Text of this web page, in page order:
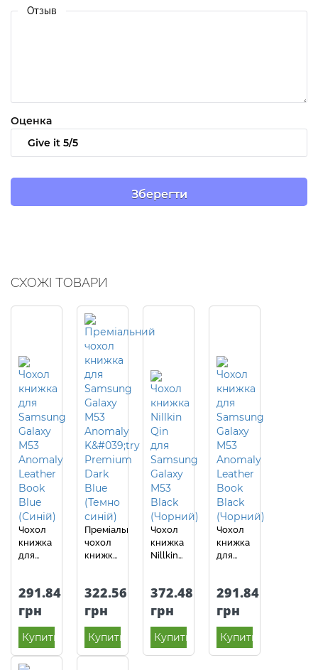
Отзыв
Оценка
СХОЖІ ТОВАРИ
Чохол
книжка
для
M53
Anomaly
Leather
Book
Blue
(Синій)
291.84
грн
Купить
Преміальний
чохол
книжка
Galaxy
M53
Anomaly
K'try
Premium
Dark
322.56
грн
Купить
Чохол
книжка
Nillkin
Galaxy
M53
Black
(Чорний)
372.48
грн
Купить
Чохол
книжка
для
M53
Anomaly
Leather
Book
Black
(Чорний)
291.84
грн
Купить